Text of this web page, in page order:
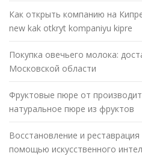
Как открыть компанию на
new kak otkryt kompaniyu kipre
Покупка овечьего молока:
Московской области
Фруктовые пюре от
натуральное пюре из фруктов
Восстановление и
помощью искусственного